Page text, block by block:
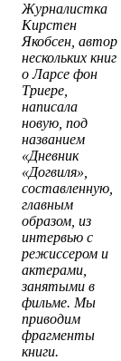
Журналистка
Кирстен
Якобсен, автор
нескольких книг
о Ларсе фон
Триере,
написала
новую, под
названием
«Дневник
«Догвиля»,
составленную,
главным
образом, из
интервью с
режиссером и
актерами,
занятыми в
фильме. Мы
приводим
фрагменты
книги.